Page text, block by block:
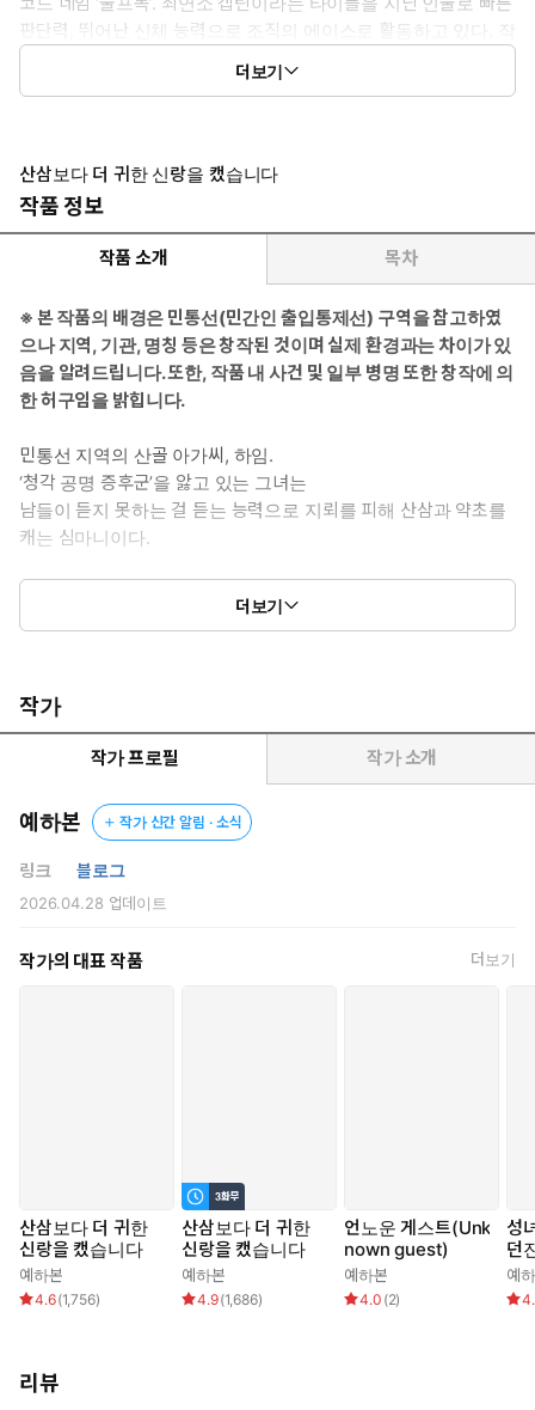
판단력, 뛰어난 신체 능력으로 조직의 에이스로 활동하고 있다. 작
전 중 죽음의 위기에서 하임의 도움으로 목숨을 기적적으로 건진
후, 마을에 숨어 상처를 회복하며 그녀의 특수한 능력에 대해 알게
*여자주인공: 임하임 - 민간인 통제 구역에 사는 젊은 심마니. 비청
각적 신호까지 감지하는 희귀 질환을 앓고 있다. 산삼을 캐기 위해
올라간 산에서 자신의 능력을 사용하여 생매장당한 그를 구해 낸다.
기억을 잃었다고 주장하는 무혁을 사명감을 가지고 지극정성으로
돌본다. 잘생긴 무혁의 외모와 무뚝뚝한 듯 다정한 태도에 시골 소녀
의 마음은 녹아내리고 마는데…….
*이럴 때 보세요: 시골 힐링물을 가장한 스펙터클한 사건물이 보고
싶을 때.
*공감 글귀: “죽을 뻔한 놈 살려 놨으니 이왕 이렇게 된 거 계속 책임
져 봐요.”
더보기
산삼보다 더 귀한 신랑을 캤습니다
작품 정보
작품 소개 목차
※ 본 작품의 배경은 민통선(민간인 출입통제선) 구역을 참고하였
으나 지역, 기관, 명칭 등은 창작된 것이며 실제 환경과는 차이가 있
음을 알려드립니다. 또한, 작품 내 사건 및 일부 병명 또한 창작에 의
한 허구임을 밝힙니다.
민통선 지역의 산골 아가씨, 하임.
‘청각 공명 증후군’을 앓고 있는 그녀는
남들이 듣지 못하는 걸 듣는 능력으로 지뢰를 피해 산삼과 약초를
캐는 심마니이다.
어느 날, 전설의 천종산삼을 캐고자 출입 금지 구역으로 향한 하임
“알다시피 내가 기억이 없어서 아무것도 떠오르지 않는군요.”
“…….”
“그러니까 임하임 씨가 나 좀 도와줘요.”
이름도, 과거도 잊은 남자.
분명 가까이해선 안 될 분위기를 풍겼지만
흙투성이로도 빛나는 그에게 첫눈에 반해 버린 하임.
“저는…… 저는 좋아요.”
“다른 남자들한테도 간이고 쓸개고 다 빼 줄 것처럼 구냐, 이 말이
야.”
“아, 아니요. 저는 아무에게나 잘해 주지 않아요.”
순수하리만치 맑고 헌신적인 그녀의 모습에
더보기
작가
작가 프로필 작가 소개
예하본 작가 신간 알림 · 소식
링크 블로그
2026.04.28 업데이트
작가의 대표 작품 더보기
산삼보다 더 귀한
신랑을 캤습니다
예하본
4.6(1,756)
산삼보다 더 귀한
신랑을 캤습니다
예하본
4.9(1,686)
언노운 게스트(Unk
nown guest)
예하본
4.0 (2)
성
던
예
리뷰